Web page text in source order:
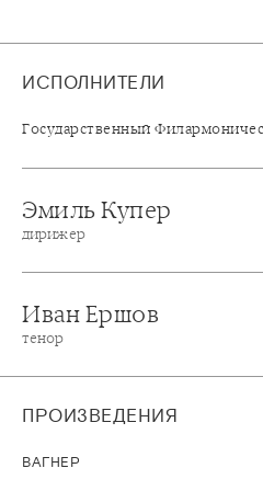
ИСПОЛНИТЕЛИ
Государственный
Эмиль Купер
дирижер
Иван Ершов
тенор
ПРОИЗВЕДЕНИЯ
ВАГНЕР